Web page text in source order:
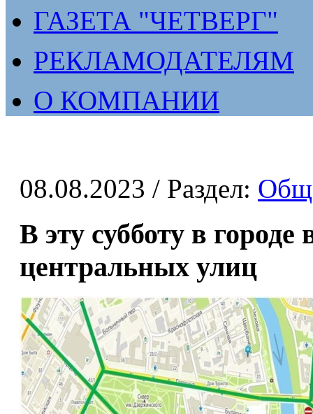
ГАЗЕТА "ЧЕТВЕРГ"
РЕКЛАМОДАТЕЛЯМ
О КОМПАНИИ
08.08.2023 / Раздел:
В эту субботу в
центральных улиц